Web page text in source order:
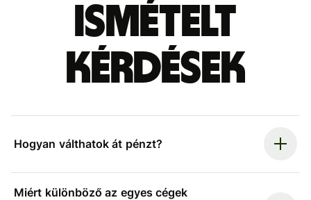
ismételt
kérdések
Hogyan válthatok át pénzt?
Miért különböző az egyes cégek